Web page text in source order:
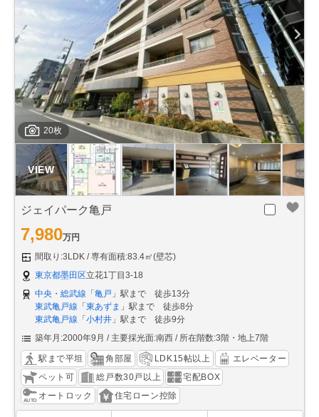
20枚
ジェイパーク亀戸
7,980万円
間取り:3LDK
専有面積:83.4㎡(壁芯)
東京都墨田区立花1丁目3-18
中央・総武線 「 亀戸 」駅まで 徒歩13分
東武亀戸線 「 東あずま 」駅まで 徒歩8分
東武亀戸線 「 小村井 」駅まで 徒歩9分
築年月:2000年9月
主要採光面:南西 所在階数:3階・地上7階
駅まで平坦 角部屋 LDK15帖以上
エレベーター
ペット可
総戸数30戸以上
宅配BOX
オートロック
住宅ローン控除